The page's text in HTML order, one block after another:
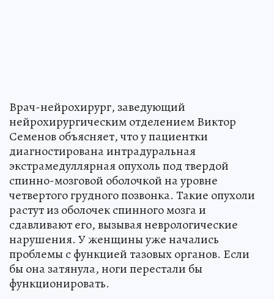
Врач-нейрохирург, заведующий
нейрохирургическим отделением Виктор
Семенов объясняет, что у пациентки
диагностирована интрадуральная
экстрамедуллярная опухоль под твердой
спинно-мозговой оболочкой на уровне
четвертого грудного позвонка. Такие опухоли
растут из оболочек спинного мозга и
сдавливают его, вызывая неврологические
нарушения. У женщины уже начались
проблемы с функцией тазовых органов. Если
бы она затянула, ноги перестали бы
функционировать.